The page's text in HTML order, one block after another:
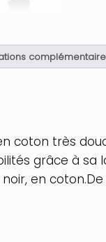
coton très
grâce à sa
en